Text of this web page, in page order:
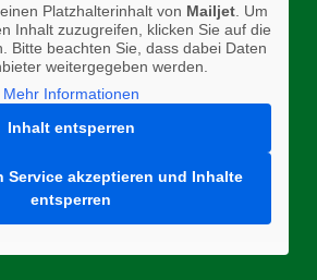
Platzhalterinhalt von Mailjet . Um
Inhalt zuzugreifen, klicken Sie auf die
Bitte beachten Sie, dass dabei Daten
weitergegeben werden.
Mehr Informationen
Inhalt entsperren
Service akzeptieren und Inhalte
entsperren